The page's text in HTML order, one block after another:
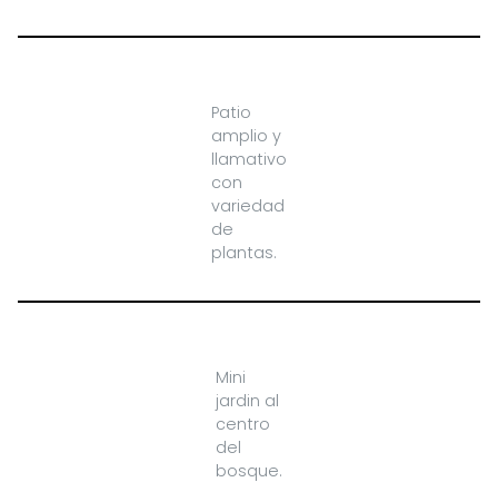
Patio
amplio y
llamativo
con
variedad
de
plantas.
Mini
jardin al
centro
del
bosque.